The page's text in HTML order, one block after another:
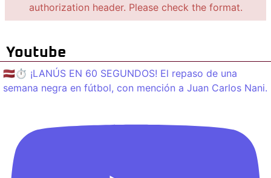
authorization header. Please check the format.
Youtube
🇱🇻⏱️ ¡LANÚS EN 60 SEGUNDOS! El repaso de una
semana negra en fútbol, con mención a Juan Carlos Nani.